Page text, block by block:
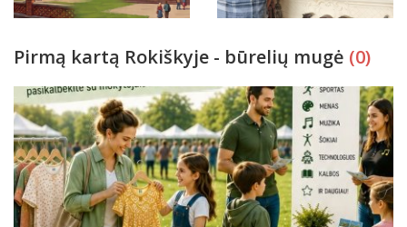
Pirmą kartą Rokiškyje - būrelių mugė (0)